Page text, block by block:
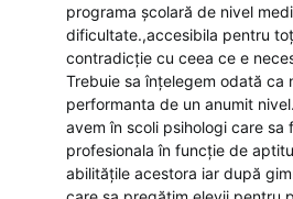
programa școlară de nivel
dificultate.,accesibila pentru
contradicție cu ceea ce e
Trebuie sa înțelegem odată ca
performanta de un anumit
avem în scoli psihologi care sa
profesionala în funcție de
abilitățile acestora iar după